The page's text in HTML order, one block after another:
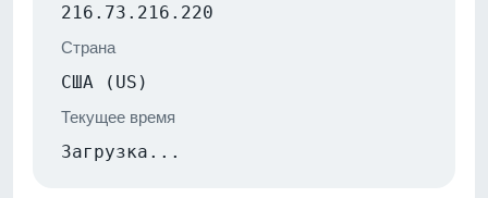
216.73.216.220
Страна
США (US)
Текущее время
Загрузка...